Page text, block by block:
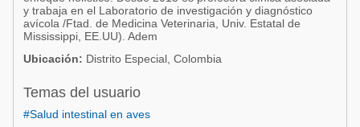
y trabaja en el Laboratorio de investigación y diagnóstico
avícola /Ftad. de Medicina Veterinaria, Univ. Estatal de
Mississippi, EE.UU). Adem
Ubicación: Distrito Especial, Colombia
Temas del usuario
#Salud intestinal en aves